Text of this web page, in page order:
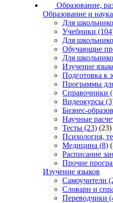
Образование,
Образование и наука
Для
Учебники
Для
Обучающие
Для
Изучение
Подготовка к
Программы
Справочники
Видеокурсы
Бизнес-
Научные
Тесты (23) (23)
Психология,
Медицина (8)
Расписание
Прочие
Изучение языков
Самоучители
Словари и
Переводчики